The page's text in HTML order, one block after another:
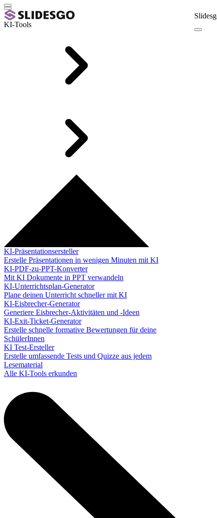
KI-Tools
KI-Präsentationsersteller
Erstelle Präsentationen in wenigen Minuten mit KI
KI-PDF-zu-PPT-Konverter
Mit KI Dokumente in PPT verwandeln
KI-Unterrichtsplan-Generator
Plane deinen Unterricht schneller mit KI
KI-Eisbrecher-Generator
Generiere Eisbrecher-Aktivitäten und -Ideen
KI-Exit-Ticket-Generator
Erstelle schnelle formative Bewertungen für deine
SchülerInnen
KI Test-Ersteller
Erstelle umfassende Tests und Quizze aus jedem
Lesematerial
Alle KI-Tools erkunden